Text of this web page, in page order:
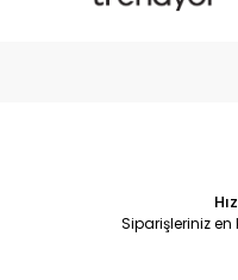
Siparişleriniz en